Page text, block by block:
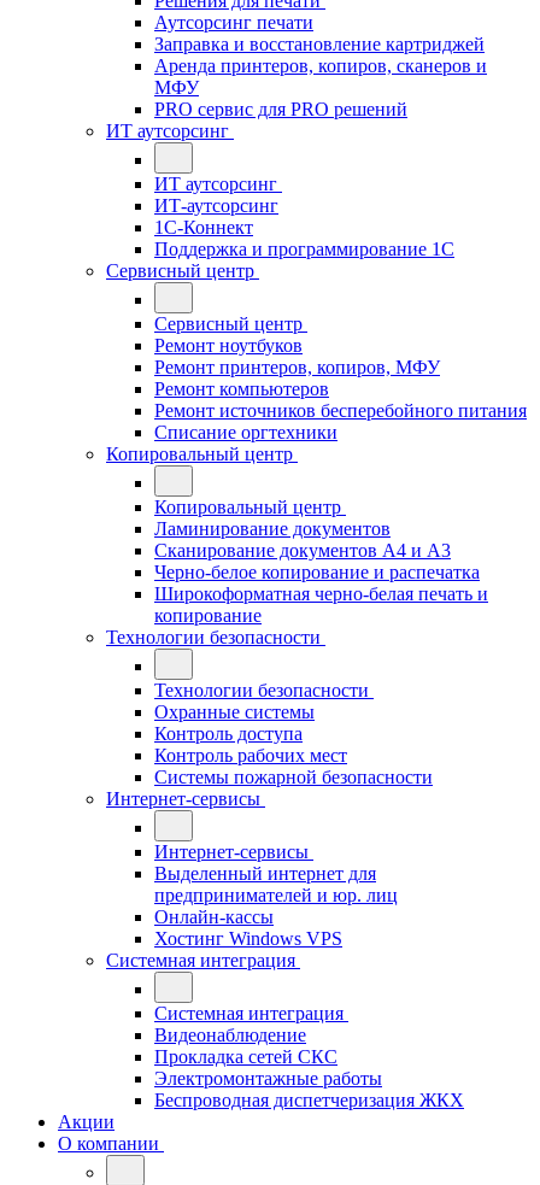
Аутсорсинг печати
Заправка и восстановление картриджей
Аренда принтеров, копиров, сканеров и
МФУ
PRO сервис для PRO решений
ИТ аутсорсинг
ИТ аутсорсинг
ИТ-аутсорсинг
1С-Коннект
Поддержка и программирование 1С
Сервисный центр
Сервисный центр
Ремонт ноутбуков
Ремонт принтеров, копиров, МФУ
Ремонт компьютеров
Ремонт источников бесперебойного питания
Списание оргтехники
Копировальный центр
Копировальный центр
Ламинирование документов
Сканирование документов А4 и А3
Черно-белое копирование и распечатка
Широкоформатная черно-белая печать и
копирование
Технологии безопасности
Технологии безопасности
Охранные системы
Контроль доступа
Контроль рабочих мест
Системы пожарной безопасности
Интернет-сервисы
Интернет-сервисы
Выделенный интернет для
предпринимателей и юр. лиц
Онлайн-кассы
Хостинг Windows VPS
Системная интеграция
Системная интеграция
Видеонаблюдение
Прокладка сетей СКС
Электромонтажные работы
Беспроводная диспетчеризация ЖКХ
Акции
О компании